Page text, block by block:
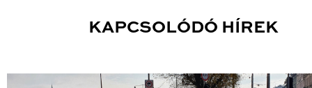
KAPCSOLÓDÓ HÍREK